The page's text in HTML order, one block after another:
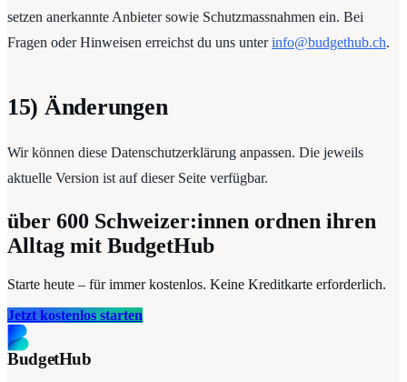
setzen anerkannte Anbieter sowie Schutzmassnahmen ein. Bei
Fragen oder Hinweisen erreichst du uns unterinfo@budgethub.ch.
15) Änderungen
Wir können diese Datenschutzerklärung anpassen. Die jeweils
aktuelle Version ist auf dieser Seite verfügbar.
über 600 Schweizer:innen ordnen ihren
Alltag mit BudgetHub
Starte heute – für immer kostenlos. Keine Kreditkarte erforderlich.
Jetzt kostenlos starten
BudgetHub